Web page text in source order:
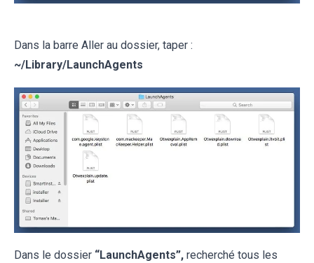
Dans la barre Aller au dossier, taper :
~/Library/LaunchAgents
Dans le dossier “LaunchAgents”, recherché tous les